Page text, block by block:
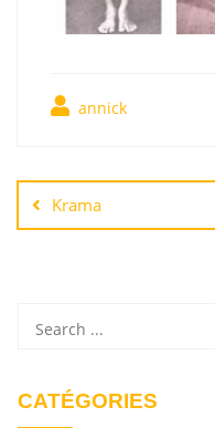
annick
Krama
CATÉGORIES